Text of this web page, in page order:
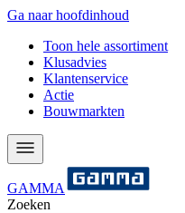
Ga naar hoofdinhoud
Toon hele assortiment
Klusadvies
Klantenservice
Actie
Bouwmarkten
GAMMA
Zoeken